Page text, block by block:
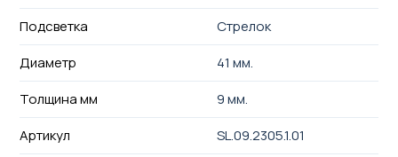
Подсветка
Стрелок
Диаметр
41 мм.
Толщина мм
9 мм.
Артикул
SL.09.2305.1.01